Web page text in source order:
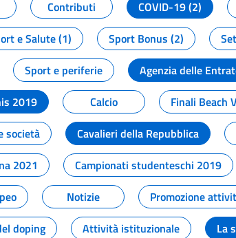
Contributi COVID-19 (2)
e Salute (1) Sport Bonus (2)
Sport e periferie Agenzia delle
2019 Calcio Finali Beach
società Cavalieri della Repubblica
2021 Campionati studenteschi 2019
Notizie Promozione
doping Attività istituzionale La